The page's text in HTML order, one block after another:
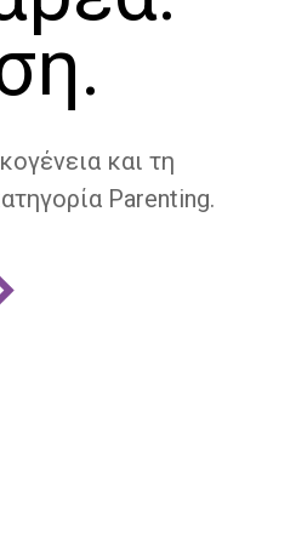
και τη
Parenting.